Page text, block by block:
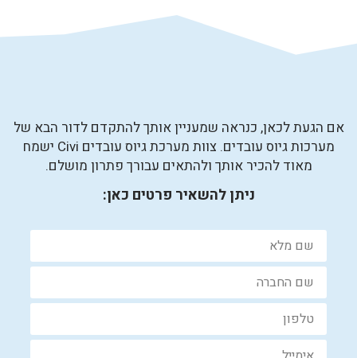
אם הגעת לכאן, כנראה שמעניין אותך להתקדם לדור הבא של
מערכות גיוס עובדים. צוות מערכת גיוס עובדים Civi ישמח
מאוד להכיר אותך ולהתאים עבורך פתרון מושלם.
ניתן להשאיר פרטים כאן: